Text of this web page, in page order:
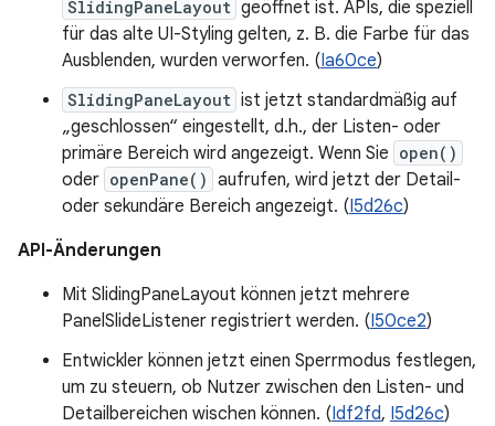
SlidingPaneLayout geöffnet ist. APIs, die speziell
für das alte UI-Styling gelten, z. B. die Farbe für das
Ausblenden, wurden verworfen. (Ia60ce)
SlidingPaneLayout ist jetzt standardmäßig auf
„geschlossen“ eingestellt, d.h., der Listen- oder
primäre Bereich wird angezeigt. Wenn Sie open()
oder openPane() aufrufen, wird jetzt der Detail-
oder sekundäre Bereich angezeigt. (I5d26c)
API-Änderungen
Mit SlidingPaneLayout können jetzt mehrere
PanelSlideListener registriert werden. (I50ce2)
Entwickler können jetzt einen Sperrmodus festlegen,
um zu steuern, ob Nutzer zwischen den Listen- und
Detailbereichen wischen können. (Idf2fd, I5d26c)